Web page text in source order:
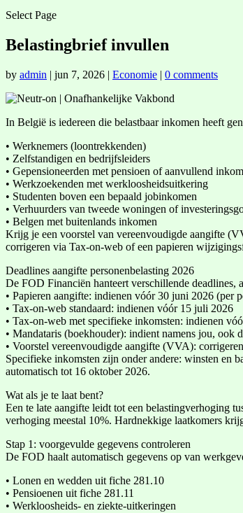
Select Page
Belastingbrief invullen
by admin | jun 7, 2026 | Economie | 0 comments
In België is iedereen die belastbaar inkomen heeft
• Werknemers (loontrekkenden)
• Zelfstandigen en bedrijfsleiders
• Gepensioneerden met pensioen of aanvullend
• Werkzoekenden met werkloosheidsuitkering
• Studenten boven een bepaald jobinkomen
• Verhuurders van tweede woningen of
• Belgen met buitenlands inkomen
Krijg je een voorstel van vereenvoudigde aangifte
corrigeren via Tax-on-web of een papieren
Deadlines aangifte personenbelasting 2026
De FOD Financiën hanteert verschillende deadlines,
• Papieren aangifte: indienen vóór 30 juni 2026 (per
• Tax-on-web standaard: indienen vóór 15 juli 2026
• Tax-on-web met specifieke inkomsten: indienen
• Mandataris (boekhouder): indient namens jou, ook
• Voorstel vereenvoudigde aangifte (VVA):
Specifieke inkomsten zijn onder andere: winsten en
automatisch tot 16 oktober 2026.
Wat als je te laat bent?
Een te late aangifte leidt tot een belastingverhoging
verhoging meestal 10%. Hardnekkige laatkomers
Stap 1: voorgevulde gegevens controleren
De FOD haalt automatisch gegevens op van
• Lonen en wedden uit fiche 281.10
• Pensioenen uit fiche 281.11
• Werkloosheids- en ziekte-uitkeringen